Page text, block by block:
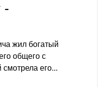
-
жил богатый
общего с
его...